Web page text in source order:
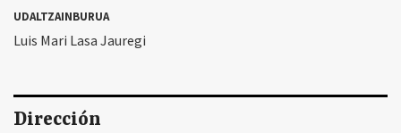
UDALTZAINBURUA
Luis Mari Lasa Jauregi
Dirección